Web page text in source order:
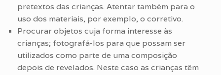
pretextos das crianças. Atentar também para o
uso dos materiais, por exemplo, o corretivo.
Procurar objetos cuja forma interesse às
crianças; fotografá-los para que possam ser
utilizados como parte de uma composição
depois de revelados. Neste caso as crianças têm